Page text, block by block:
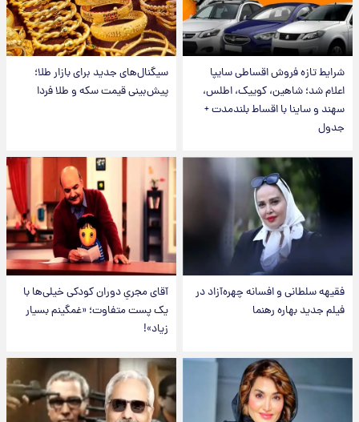
شرایط تازه فروش اقساطی سایپا
اعلام شد؛ شاهین، کوییک، اطلس،
سهند و ساینا با اقساط بلندمدت +
جدول
سیگنال‌های جدید برای بازار طلا؛
پیش‌بینی قیمت سکه و طلا فردا
فقیهه سلطانی و افسانه چهره‌آزاد در
فیلم جدید بهاره رهنما
آقای مجریِ دوران کودکی خیلی‌ها با
یک پست متفاوت؛ «غمگینم بسیار
زیاد»!